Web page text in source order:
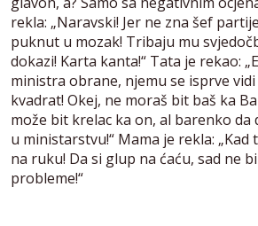
rekla: „Naravski! Jer ne zna šef
puknut u mozak! Tribaju mu
dokazi! Karta kanta!“ Tata je rekao:
ministra obrane, njemu se isprve vidi
kvadrat! Okej, ne moraš bit baš ka
može bit krelac ka on, al barenko
u ministarstvu!“ Mama je rekla: „Kad
na ruku! Da si glup na ćaću, sad ne
probleme!“